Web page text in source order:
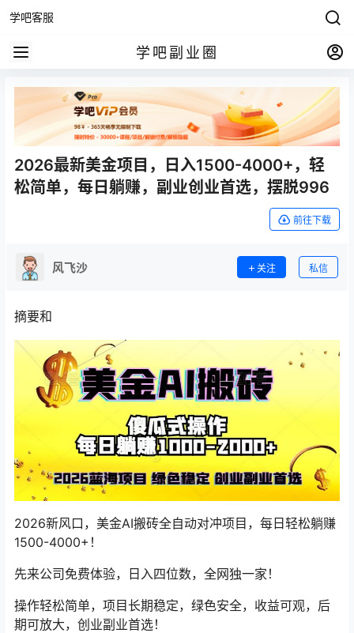
学吧客服
学吧副业圈
2026最新美金项目，日入1500-4000+，轻
松简单，每日躺赚，副业创业首选，摆脱996
前往下载
风飞沙 关注 私信
摘要和
2026新风口，美金AI搬砖全自动对冲项目，每日轻松躺赚
1500-4000+！
先来公司免费体验，日入四位数，全网独一家！
操作轻松简单，项目长期稳定，绿色安全，收益可观，后
期可放大，创业副业首选！